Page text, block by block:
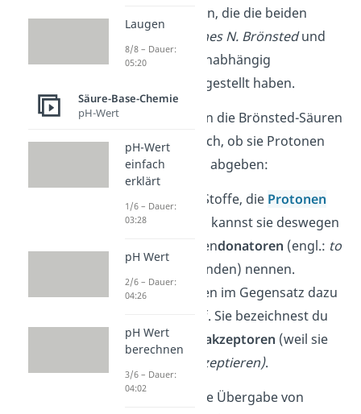
Säuren und Basen, die die beiden
Chemiker
Johannes N. Brönstedund
Thomas Lowry
unabhängig
voneinander aufgestellt haben.
Sie unterscheiden die Brönsted-Säuren
und -Basen danach, ob sie Protonen
aufnehmen oder abgeben:
Säuren
sind Stoffe, die Protonen
abgeben. Du kannst sie deswegen
auch Protonendonatoren (engl.: to
donate
= spenden) nennen.
Basen
nehmen im Gegensatz dazu
Protonen auf. Sie bezeichnest du
als Protonen
akzeptoren (weil sie
akzeptieren).
Aber Achtung: die Übergabe von
Laugen
8/8 – Dauer:
05:20
Säure-Base-Chemie
pH-Wert
pH-Wert
einfach
erklärt
1/6 – Dauer:
03:28
pH Wert
2/6 – Dauer:
04:26
pH Wert
berechnen
3/6 – Dauer:
04:02